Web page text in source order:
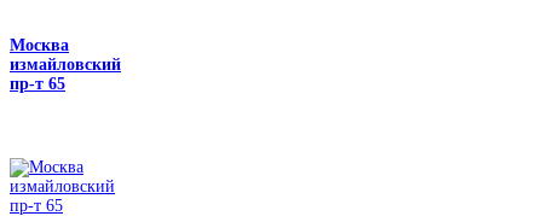
Москва
измайловский
пр-т 65